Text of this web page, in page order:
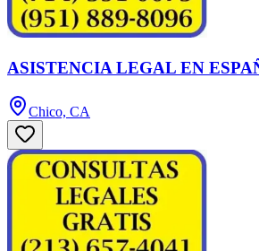
ASISTENCIA LEGAL EN
Chico, CA